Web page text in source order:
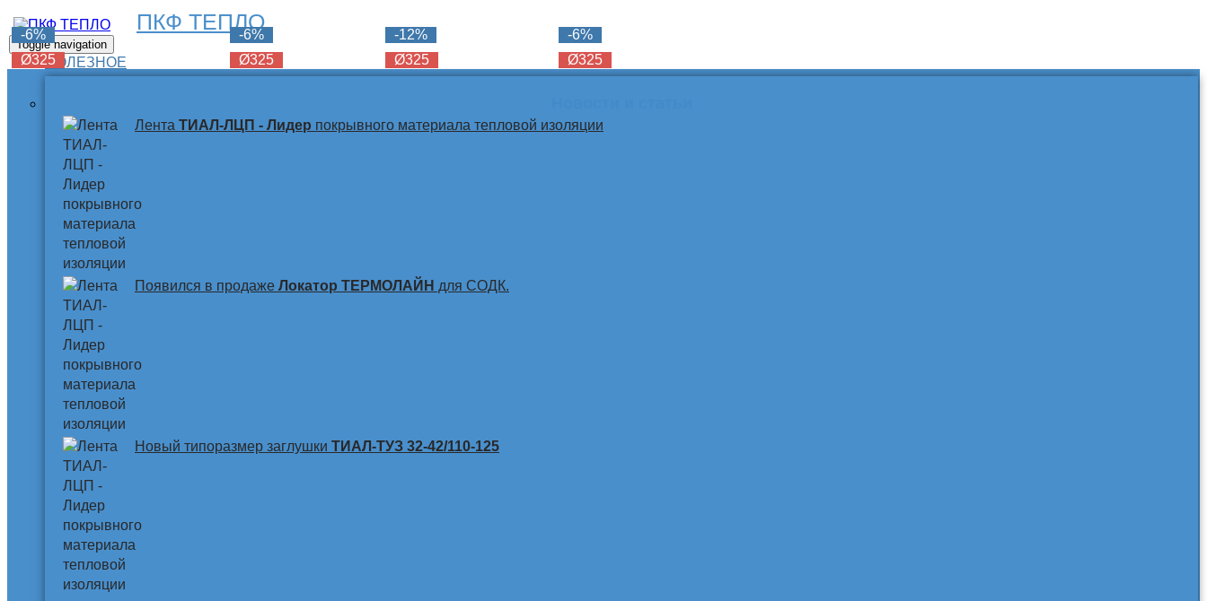
ПКФ ТЕПЛО
Toggle navigation
ПОЛЕЗНОЕ
Лента ТИАЛ-ЛЦП - Лидер покрывного материала тепловой изоляции
Появился в продаже Локатор ТЕРМОЛАЙН для СОДК.
Новый типоразмер заглушки ТИАЛ-ТУЗ 32-42/110-125
-6%
Ø325
-6%
Ø325
-6%
Ø325
-6%
Ø325
-12%
Ø325